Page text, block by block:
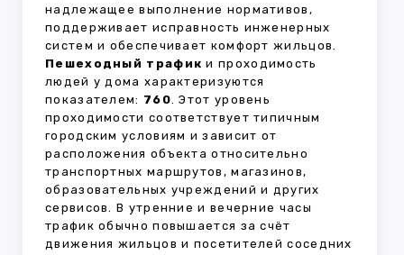
надлежащее выполнение нормативов,
поддерживает исправность инженерных
систем и обеспечивает комфорт жильцов.
Пешеходный трафик и проходимость
людей у дома характеризуются
показателем: 760. Этот уровень
проходимости соответствует типичным
городским условиям и зависит от
расположения объекта относительно
транспортных маршрутов, магазинов,
образовательных учреждений и других
сервисов. В утренние и вечерние часы
трафик обычно повышается за счёт
движения жильцов и посетителей соседних